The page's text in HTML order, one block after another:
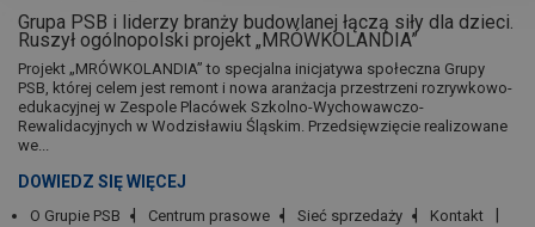
Grupa PSB i liderzy branży budowlanej łączą siły dla dzieci.
Ruszył ogólnopolski projekt „MRÓWKOLANDIA”
Projekt „MRÓWKOLANDIA” to specjalna inicjatywa społeczna Grupy
PSB, której celem jest remont i nowa aranżacja przestrzeni rozrywkowo-
edukacyjnej w Zespole Placówek Szkolno-Wychowawczo-
Rewalidacyjnych w Wodzisławiu Śląskim. Przedsięwzięcie realizowane
we...
DOWIEDZ SIĘ WIĘCEJ
O Grupie PSB Centrum prasowe Sieć sprzedaży
Kontakt